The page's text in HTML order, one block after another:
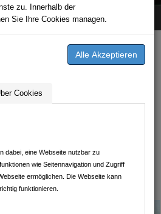
zu. Innerhalb der
Sie Ihre Cookies managen.
Cookies
dabei, eine Webseite nutzbar zu
wie Seitennavigation und Zugriff
ermöglichen. Die Webseite kann
funktionieren.
dem Leintalzoo